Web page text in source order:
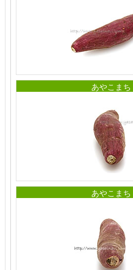
あやこまち
あやこまち